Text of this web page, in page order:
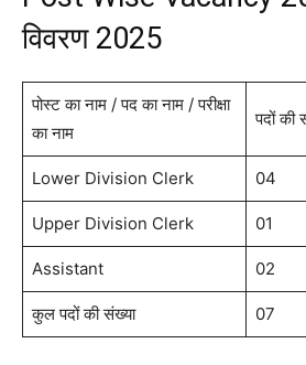
विवरण 2025
पोस्ट का नाम / पद का नाम / परीक्षा
का नाम
पदों की
Lower Division Clerk 04
Upper Division Clerk 01
Assistant 02
कुल पदों की संख्या 07